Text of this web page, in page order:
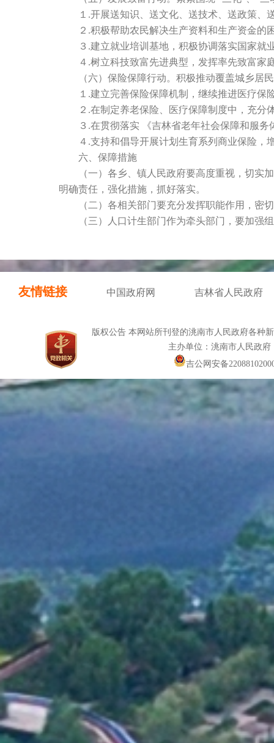
１.开展送知识、送文化、送技术、送政策、
２.积极帮助农民解决生产资料和生产资金的
３.建立就业培训基地，积极协调落实国家就
４.树立科技致富先进典型，发挥率先致富家
（六）保险保障行动。积极推动覆盖城乡居民
１.建立完善保险保障机制，继续推进医疗保
２.在制定养老保险、医疗保障制度中，充分
３.在贯彻落实 《吉林省老年社会保障和服务
４.支持和倡导开展计划生育系列商业保险，
六、保障措施
（一）各乡、镇人民政府要高度重视，切实加
明确责任，强化措施，抓好落实。
（二）各相关部门要充分发挥职能作用，密切
（三）人口计生部门作为牵头部门，要加强组
友情链接 中国政府网 吉林省人民政府
版权公告 本网站所刊登的洮南市人民政府各种
主办单位：洮南市人民政
吉公网安备